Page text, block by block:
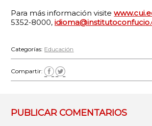
Para más información visite
5352-8000,
Categorías: Educación
Compartir:
PUBLICAR COMENTARIOS